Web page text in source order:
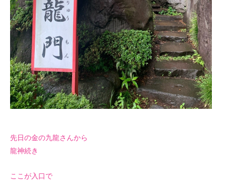
先日の金の九龍さんから
龍神続き
ここが入口で